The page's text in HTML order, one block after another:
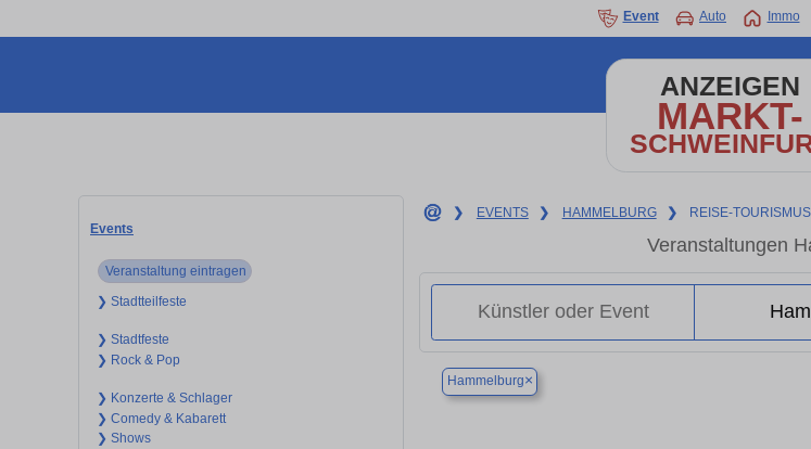
Event Auto Immo
ANZEIGEN
MARKT-
Events
Veranstaltung eintragen
❯ Stadtteilfeste
❯ Stadtfeste
❯ Rock & Pop
❯ Konzerte & Schlager
❯ Comedy & Kabarett
❯ Shows
❯ EVENTS ❯ HAMMELBURG ❯ REISE-TOURISMUS
Veranstaltungen
Hammelburg×